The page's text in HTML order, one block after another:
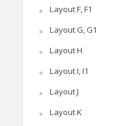
Layout F, F1
Layout G, G1
Layout H
Layout I, I1
Layout J
Layout K